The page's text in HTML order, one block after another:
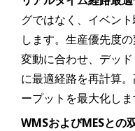
グではなく、イベン
します。生産優先度
変動に合わせ、デッ
に最適経路を再計算
ープットを最大化しま
WMSおよびMESとの